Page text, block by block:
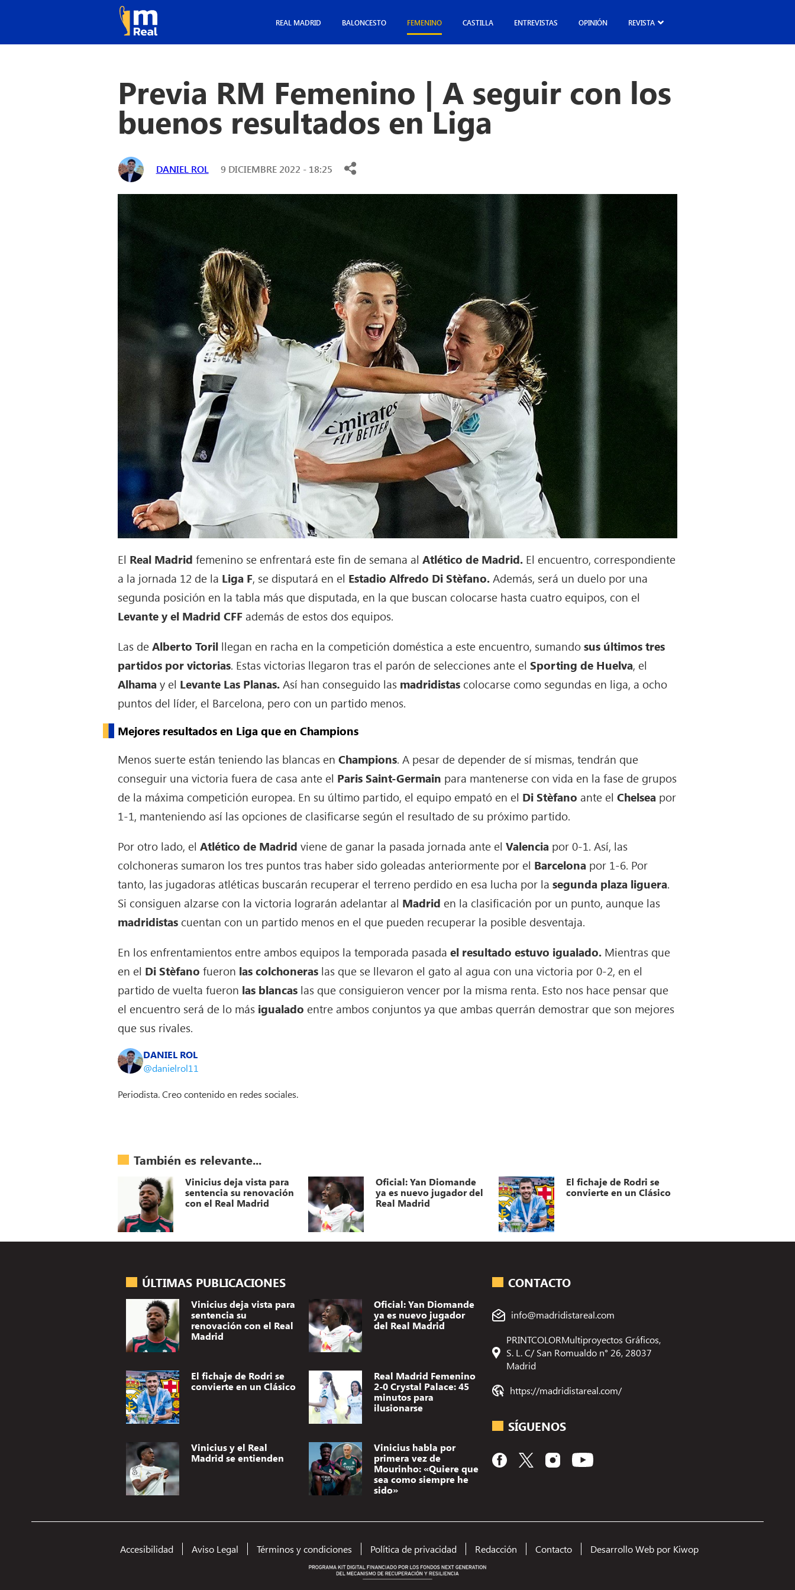
REAL MADRID BALONCESTO FEMENINO CASTILLA ENTREVISTAS OPINIÓN REVISTA
Previa RM Femenino | A seguir con los
buenos resultados en Liga
DANIEL ROL 9 DICIEMBRE 2022 - 18:25
El Real Madrid femenino se enfrentará este fin de semana alAtlético de Madrid. El encuentro, correspondiente
a la jornada 12 de la Liga F, se disputará en el Estadio Alfredo Di Stèfano.Además, será un duelo por una
segunda posición en la tabla más que disputada, en la que buscan colocarse hasta cuatro equipos, con el
Levante y el Madrid CFFademás de estos dos equipos.
Las deAlberto Toril llegan en racha en la competición doméstica a este encuentro, sumandosus últimos tres
partidos por victorias. Estas victorias llegaron tras el parón de selecciones ante el Sporting de Huelva, el
Alhamay el Levante Las Planas.Así han conseguido las madridistas colocarse como segundas en liga, a ocho
puntos del líder, el Barcelona, pero con un partido menos.
Mejores resultados en Liga que en Champions
Menos suerte están teniendo las blancas enChampions. A pesar de depender de sí mismas, tendrán que
conseguir una victoria fuera de casa ante el Paris Saint-Germain para mantenerse con vida en la fase de grupos
de la máxima competición europea. En su último partido, el equipo empató en el Di Stèfano ante elChelsea por
1-1, manteniendo así las opciones de clasificarse según el resultado de su próximo partido.
Por otro lado, elAtlético de Madrid viene de ganar la pasada jornada ante elValencia por 0-1. Así, las
colchoneras sumaron los tres puntos tras haber sido goleadas anteriormente por el Barcelona por 1-6. Por
tanto, las jugadoras atléticas buscarán recuperar el terreno perdido en esa lucha por lasegunda plaza liguera.
Si consiguen alzarse con la victoria lograrán adelantar al Madrid en la clasificación por un punto, aunque las
madridistas cuentan con un partido menos en el que pueden recuperar la posible desventaja.
En los enfrentamientos entre ambos equipos la temporada pasadael resultado estuvo igualado. Mientras que
en el Di Stèfano fueron las colchoneras las que se llevaron el gato al agua con una victoria por 0-2, en el
partido de vuelta fueron las blancas las que consiguieron vencer por la misma renta. Esto nos hace pensar que
el encuentro será de lo más igualado entre ambos conjuntos ya que ambas querrán demostrar que son mejores
que sus rivales.
DANIEL ROL
@danielrol11
Periodista. Creo contenido en redes sociales.
También es relevante...
Vinicius deja vista para
sentencia su renovación
con el Real Madrid
Oficial: Yan Diomande
ya es nuevo jugador del
Real Madrid
El fichaje de Rodri se
convierte en un Clásico
ÚLTIMAS PUBLICACIONES
Vinicius deja vista para
sentencia su
renovación con el Real
Madrid
Oficial: Yan Diomande
ya es nuevo jugador
del Real Madrid
El fichaje de Rodri se
convierte en un Clásico
Real Madrid Femenino
2-0 Crystal Palace: 45
minutos para
ilusionarse
Vinicius y el Real
Madrid se entienden
Vinicius habla por
primera vez de
Mourinho: «Quiere que
sea como siempre he
sido»
CONTACTO
info@madridistareal.com
PRINTCOLORMultiproyectos Gráficos,
S. L. C/ San Romualdo n° 26, 28037
Madrid
https://madridistareal.com/
SÍGUENOS
Accesibilidad Aviso Legal Términos y condiciones Política de privacidad Redacción Contacto Desarrollo Web por Kiwop